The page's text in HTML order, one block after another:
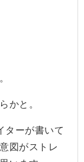
かと。
ターが書いて
図がストレ